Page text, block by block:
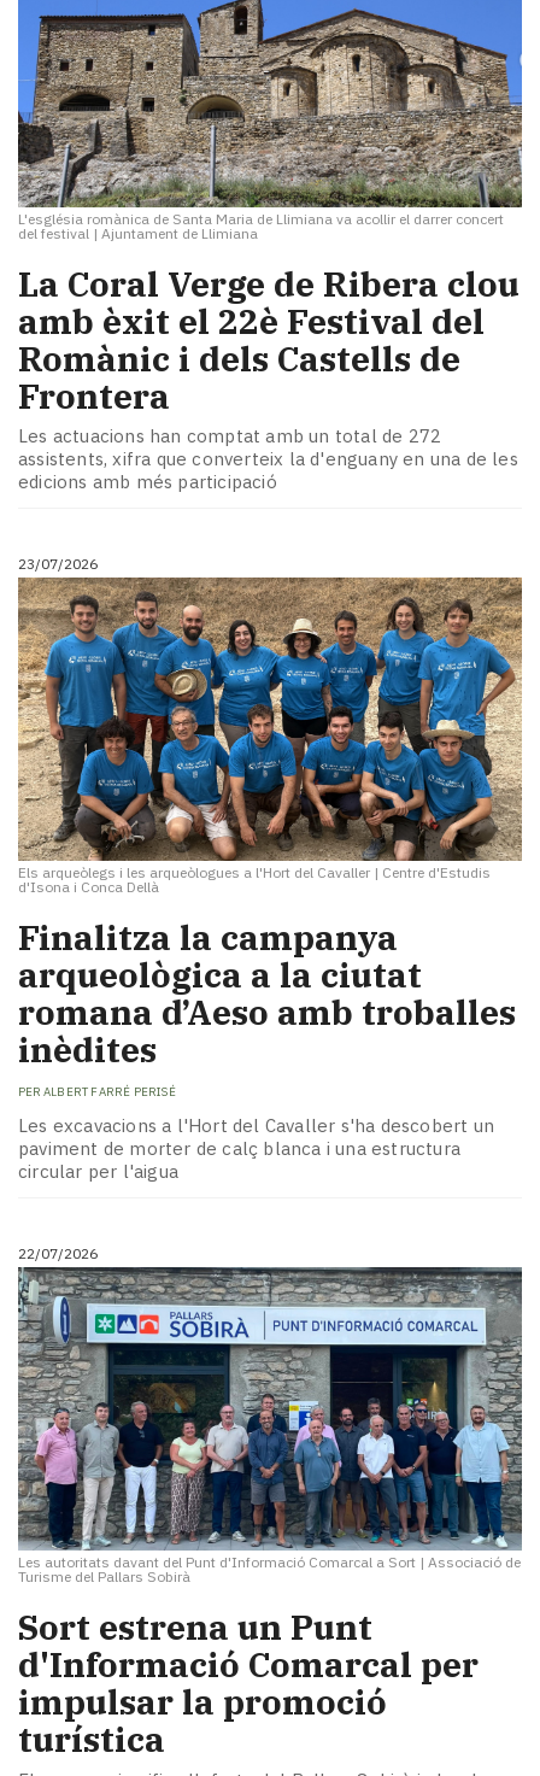
L'església romànica de Santa Maria de Llimiana va acollir el darrer concert
del festival | Ajuntament de Llimiana
La Coral Verge de Ribera clou
amb èxit el 22è Festival del
Romànic i dels Castells de
Frontera
Les actuacions han comptat amb un total de 272
assistents, xifra que converteix la d'enguany en una de les
edicions amb més participació
23/07/2026
Els arqueòlegs i les arqueòlogues a l'Hort del Cavaller | Centre d'Estudis
d'Isona i Conca Dellà
Finalitza la campanya
arqueològica a la ciutat
romana d’Aeso amb troballes
inèdites
PER ALBERT FARRÉ PERISÉ
Les excavacions a l'Hort del Cavaller s'ha descobert un
paviment de morter de calç blanca i una estructura
circular per l'aigua
22/07/2026
Les autoritats davant del Punt d'Informació Comarcal a Sort | Associació de
Turisme del Pallars Sobirà
Sort estrena un Punt
d'Informació Comarcal per
impulsar la promoció
turística